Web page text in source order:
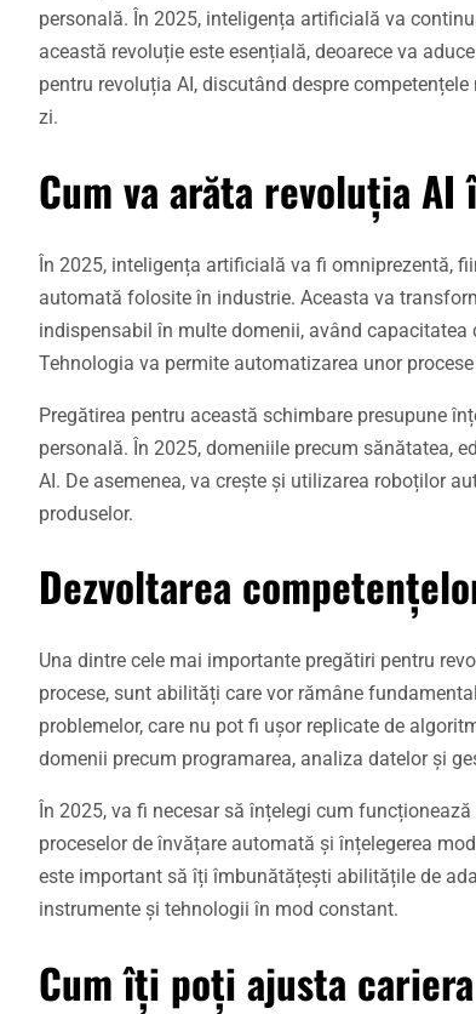
personală. În 2025, inteligența artificială va
această revoluție este esențială, deoarece va
pentru revoluția AI, discutând despre
zi.
Cum va arăta revoluția AI
În 2025, inteligența artificială va fi omniprezentă,
automată folosite în industrie. Aceasta va
indispensabil în multe domenii, având
Tehnologia va permite automatizarea unor
Pregătirea pentru această schimbare presupune
personală. În 2025, domeniile precum sănătatea,
AI. De asemenea, va crește și utilizarea roboților
produselor.
Dezvoltarea
Una dintre cele mai importante pregătiri pentru
procese, sunt abilități care vor rămâne
problemelor, care nu pot fi ușor replicate de
domenii precum programarea, analiza datelor și
În 2025, va fi necesar să înțelegi cum
proceselor de învățare automată și înțelegerea
este important să îți îmbunătățești abilitățile de
instrumente și tehnologii în mod constant.
Cum îți poți ajusta